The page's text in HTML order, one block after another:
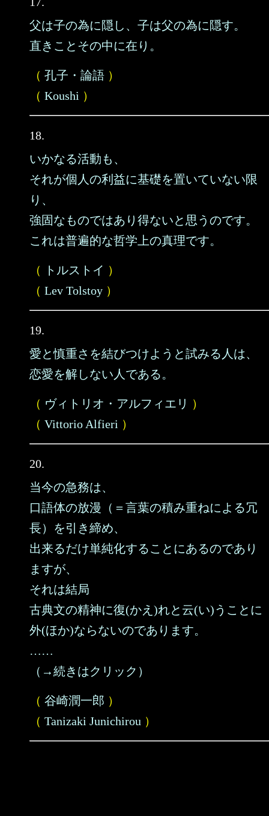
父は子の為に隠し、子は父の為に隠す。
直きことその中に在り。
（ 孔子・論語 ）
（ Koushi ）
18.
いかなる活動も、
それが個人の利益に基礎を置いていない限
り、
強固なものではあり得ないと思うのです。
これは普遍的な哲学上の真理です。
（ トルストイ ）
（ Lev Tolstoy ）
19.
愛と慎重さを結びつけようと試みる人は、
恋愛を解しない人である。
（ ヴィトリオ・アルフィエリ ）
（ Vittorio Alfieri ）
20.
当今の急務は、
口語体の放漫（＝言葉の積み重ねによる冗
長）を引き締め、
出来るだけ単純化することにあるのであり
ますが、
それは結局
古典文の精神に復(かえ)れと云(い)うことに
外(ほか)ならないのであります。
……
（→続きはクリック）
（ 谷崎潤一郎 ）
（ Tanizaki Junichirou ）